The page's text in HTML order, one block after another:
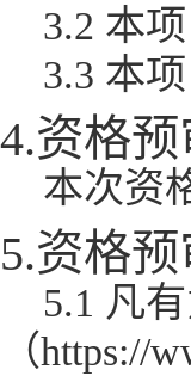
3.2 本
3.3 本
4.资格
本次资
5.资格
5.1 凡
（https://